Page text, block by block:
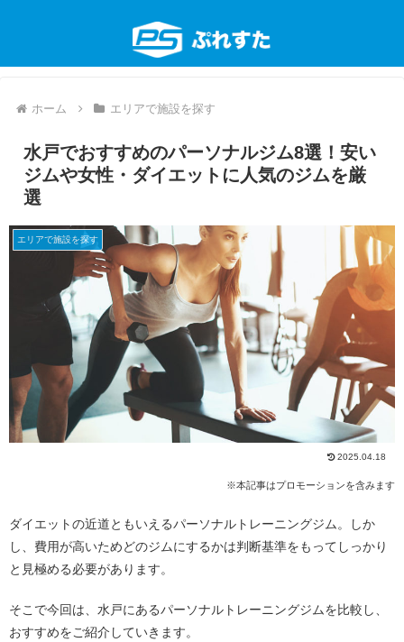
ホーム エリアで施設を探す
水戸でおすすめのパーソナルジム8選！安い
ジムや女性・ダイエットに人気のジムを厳
選
エリアで施設を探す
2025.04.18
※本記事はプロモーションを含みます
ダイエットの近道ともいえるパーソナルトレーニングジム。しか
し、費用が高いためどのジムにするかは判断基準をもってしっかり
と見極める必要があります。
そこで今回は、水戸にあるパーソナルトレーニングジムを比較し、
おすすめをご紹介していきます。